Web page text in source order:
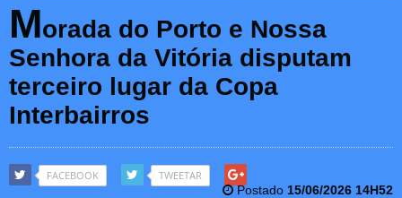
Morada do Porto e Nossa
Senhora da Vitória disputam
terceiro lugar da Copa
Interbairros
FACEBOOK TWEETAR
Postado 15/06/2026 14H52